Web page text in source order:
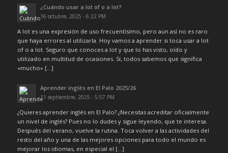
¿Cuándo usar a lot of o a lot?
16 octubre, 2025 - 6:22 PM
A lot es una expresión de uso frecuentísimo, pero aun así no es raro
que haya errores al utilizarla. Hoy vamos a aprender si toca usar a lot
of o a lot. Seguro que conoces a lot y que lo has visto, oído y
utilizado en multitud de ocasiones. Sí, todos sabemos que significa
«mucho» […]
Aprender inglés en El Palo 2025/26
11 septiembre, 2025 - 5:57 PM
¿Quieres aprender inglés en El Palo? ¿Necesitas acreditar oficialmente
un nivel de inglés? Pues no lo dudes y sigue leyendo, que te interesa.
Después del verano, vuelve la rutina. Toca volver a las actividades del
resto del año y una de las mejores opciones para todo el mundo es
mejorar los idiomas, en especial el […]